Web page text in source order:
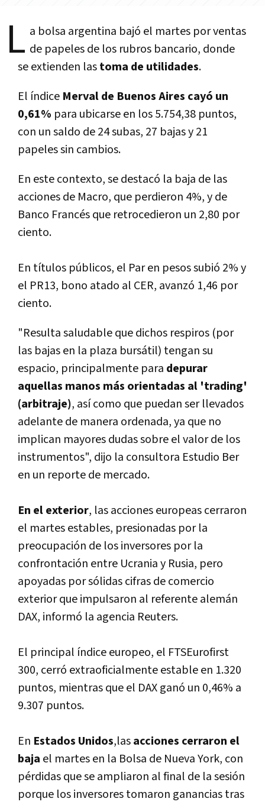
L a bolsa argentina bajó el martes por ventas
de papeles de los rubros bancario, donde
se extienden lastoma de utilidades.
El índice Merval de Buenos Aires cayó un
0,61% para ubicarse en los 5.754,38 puntos,
con un saldo de 24 subas, 27 bajas y 21
papeles sin cambios.
En este contexto, se destacó la baja de las
acciones de Macro, que perdieron 4%, y de
Banco Francés que retrocedieron un 2,80 por
ciento.
En títulos públicos, el Par en pesos subió 2% y
el PR13, bono atado al CER, avanzó 1,46 por
ciento.
"Resulta saludable que dichos respiros (por
las bajas en la plaza bursátil) tengan su
espacio, principalmente para depurar
aquellas manos más orientadas al 'trading'
(arbitraje), así como que puedan ser llevados
adelante de manera ordenada, ya que no
implican mayores dudas sobre el valor de los
instrumentos", dijo la consultora Estudio Ber
en un reporte de mercado.
En el exterior, las acciones europeas cerraron
el martes estables, presionadas por la
preocupación de los inversores por la
confrontación entre Ucrania y Rusia, pero
apoyadas por sólidas cifras de comercio
exterior que impulsaron al referente alemán
DAX, informó la agencia Reuters.
El principal índice europeo, el FTSEurofirst
300, cerró extraoficialmente estable en 1.320
puntos, mientras que el DAX ganó un 0,46% a
9.307 puntos.
En Estados Unidos,lasacciones cerraron el
baja el martes en la Bolsa de Nueva York, con
pérdidas que se ampliaron al final de la sesión
porque los inversores tomaron ganancias tras